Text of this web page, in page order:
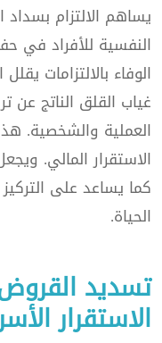
يساهم الالتزام
النفسية للأفراد في
الوفاء بالالتزامات
غياب القلق الناتج عن
العملية والشخصية.
الاستقرار المالي.
كما يساعد على
الحياة.
تسديد
الاستقرار